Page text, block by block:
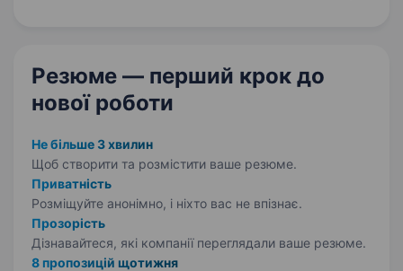
Резюме — перший крок до
нової роботи
Не більше 3 хвилин
Щоб створити та розмістити ваше резюме.
Приватність
Розміщуйте анонімно, і ніхто вас не впізнає.
Прозорість
Дізнавайтеся, які компанії переглядали ваше резюме.
8 пропозицій щотижня